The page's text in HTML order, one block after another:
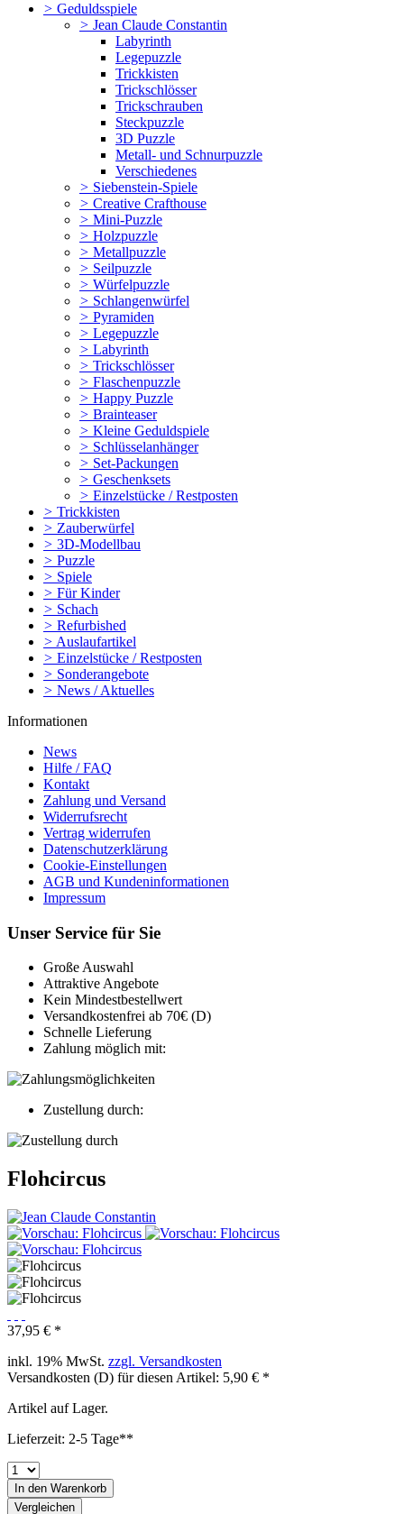
> Geduldsspiele
> Jean Claude Constantin
Labyrinth
Legepuzzle
Trickkisten
Trickschlösser
Trickschrauben
Steckpuzzle
3D Puzzle
Metall- und Schnurpuzzle
Verschiedenes
> Siebenstein-Spiele
> Creative Crafthouse
> Mini-Puzzle
> Holzpuzzle
> Metallpuzzle
> Seilpuzzle
> Würfelpuzzle
> Schlangenwürfel
> Pyramiden
> Legepuzzle
> Labyrinth
> Trickschlösser
> Flaschenpuzzle
> Happy Puzzle
> Brainteaser
> Kleine Geduldspiele
> Schlüsselanhänger
> Set-Packungen
> Geschenksets
> Einzelstücke / Restposten
> Trickkisten
> Zauberwürfel
> 3D-Modellbau
> Puzzle
> Spiele
> Für Kinder
> Schach
> Refurbished
> Auslaufartikel
> Einzelstücke / Restposten
> Sonderangebote
> News / Aktuelles
Informationen
News
Hilfe / FAQ
Kontakt
Zahlung und Versand
Widerrufsrecht
Vertrag widerrufen
Datenschutzerklärung
Cookie-Einstellungen
AGB und Kundeninformationen
Impressum
Unser Service für Sie
Große Auswahl
Attraktive Angebote
Kein Mindestbestellwert
Versandkostenfrei ab 70€ (D)
Schnelle Lieferung
Zahlung möglich mit:
Zustellung durch:
Flohcircus
37,95 € *
inkl. 19% MwSt. zzgl. Versandkosten
Versandkosten (D) für diesen Artikel: 5,90 € *
Artikel auf Lager.
Lieferzeit: 2-5 Tage**
In den Warenkorb
Vergleichen